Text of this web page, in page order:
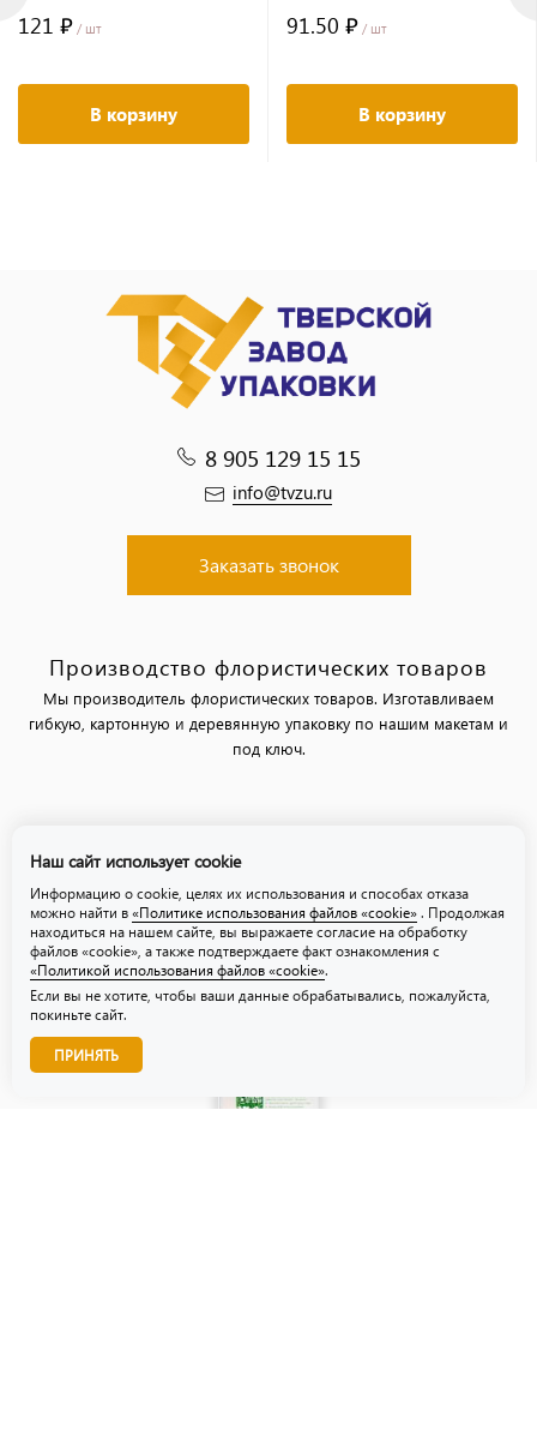
121 ₽ / шт
В корзину
91.50 ₽ / шт
В корзину
8 905 129 15 15
info@tvzu.ru
Заказать звонок
Производство флористических товаров
Мы производитель флористических товаров. Изготавливаем
гибкую, картонную и деревянную упаковку по нашим макетам и
под ключ.
Политика использования файлов «cookie»
Звоните нам!
Наш сайт использует cookie
Информацию о cookie, целях их использования и способах отказа
можно найти в «Политике использования файлов «cookie» . Продолжая
находиться на нашем сайте, вы выражаете согласие на обработку
файлов «cookie», а также подтверждаете факт ознакомления с
«Политикой использования файлов «cookie».
Если вы не хотите, чтобы ваши данные обрабатывались, пожалуйста,
покиньте сайт.
ПРИНЯТЬ